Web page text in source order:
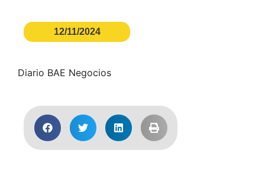
12/11/2024
Diario BAE Negocios